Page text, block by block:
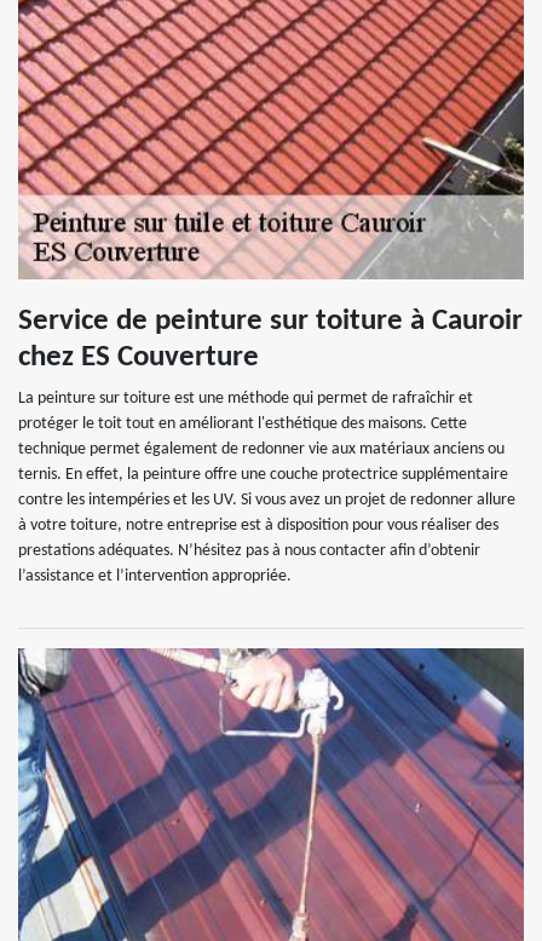
Service de peinture sur toiture à Cauroir
chez ES Couverture
La peinture sur toiture est une méthode qui permet de rafraîchir et
protéger le toit tout en améliorant l'esthétique des maisons. Cette
technique permet également de redonner vie aux matériaux anciens ou
ternis. En effet, la peinture offre une couche protectrice supplémentaire
contre les intempéries et les UV. Si vous avez un projet de redonner allure
à votre toiture, notre entreprise est à disposition pour vous réaliser des
prestations adéquates. N’hésitez pas à nous contacter afin d’obtenir
l’assistance et l’intervention appropriée.